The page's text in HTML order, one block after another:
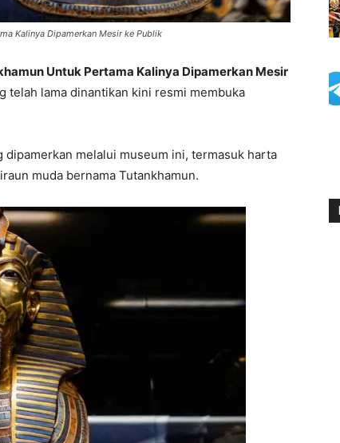
Kalinya Dipamerkan Mesir ke Publik
Untuk Pertama Kalinya Dipamerkan Mesir
telah lama dinantikan kini resmi membuka
melalui museum ini, termasuk harta
muda bernama Tutankhamun.